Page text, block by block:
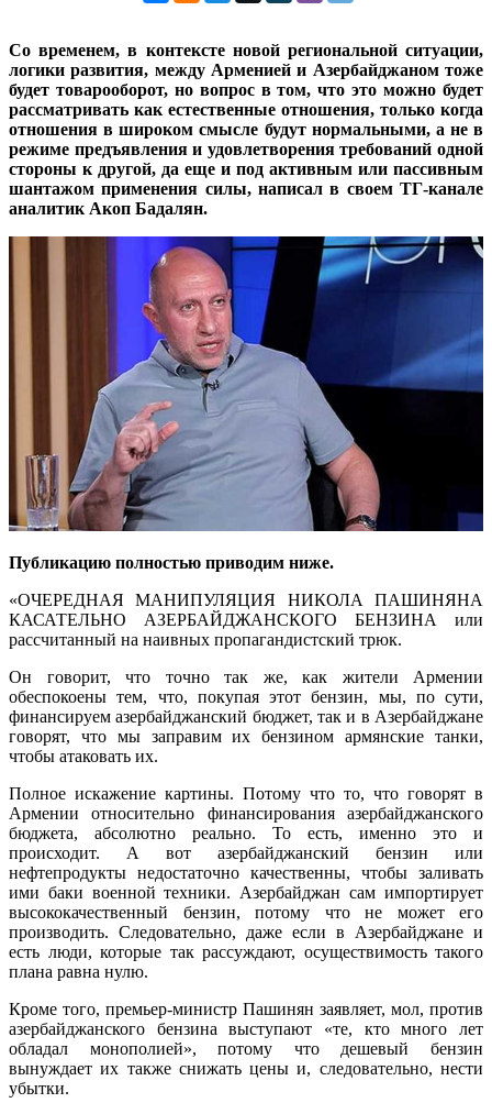
Со временем, в контексте новой региональной ситуации,
логики развития, между Арменией и Азербайджаном тоже
будет товарооборот, но вопрос в том, что это можно будет
рассматривать как естественные отношения, только когда
отношения в широком смысле будут нормальными, а не в
режиме предъявления и удовлетворения требований одной
стороны к другой, да еще и под активным или пассивным
шантажом применения силы, написал в своем ТГ-канале
аналитик Акоп Бадалян.
Публикацию полностью приводим ниже.
«ОЧЕРЕДНАЯ МАНИПУЛЯЦИЯ НИКОЛА ПАШИНЯНА
КАСАТЕЛЬНО АЗЕРБАЙДЖАНСКОГО БЕНЗИНА или
рассчитанный на наивных пропагандистский трюк.
Он говорит, что точно так же, как жители Армении
обеспокоены тем, что, покупая этот бензин, мы, по сути,
финансируем азербайджанский бюджет, так и в Азербайджане
говорят, что мы заправим их бензином армянские танки,
чтобы атаковать их.
Полное искажение картины. Потому что то, что говорят в
Армении относительно финансирования азербайджанского
бюджета, абсолютно реально. То есть, именно это и
происходит. А вот азербайджанский бензин или
нефтепродукты недостаточно качественны, чтобы заливать
ими баки военной техники. Азербайджан сам импортирует
высококачественный бензин, потому что не может его
производить. Следовательно, даже если в Азербайджане и
есть люди, которые так рассуждают, осуществимость такого
плана равна нулю.
Кроме того, премьер-министр Пашинян заявляет, мол, против
азербайджанского бензина выступают «те, кто много лет
обладал монополией», потому что дешевый бензин
вынуждает их также снижать цены и, следовательно, нести
убытки.